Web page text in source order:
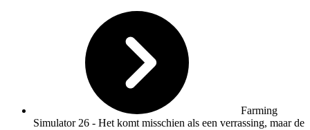
Farming
Simulator 26 - Het komt misschien als een verrassing, maar de